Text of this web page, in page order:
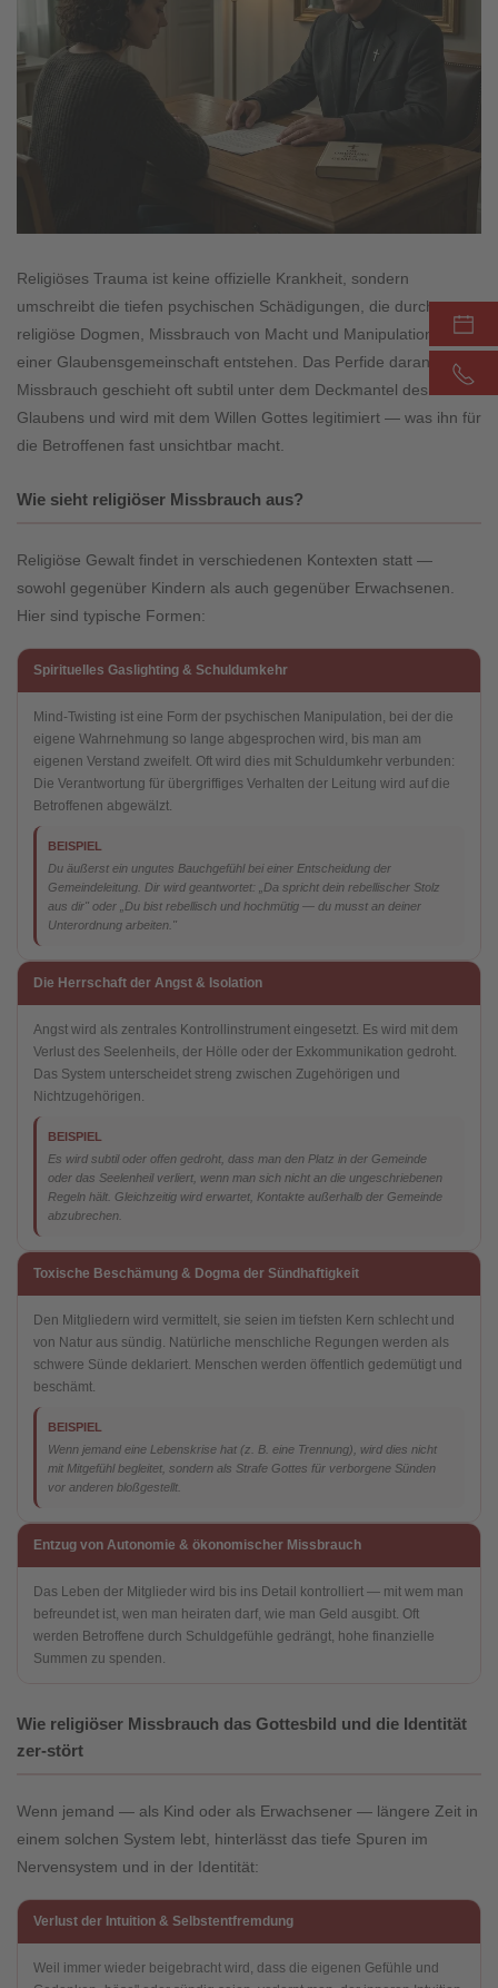
Religiöses Trauma ist keine offizielle Krankheit, sondern
umschreibt die tiefen psychischen Schädigungen, die durch
religiöse Dogmen, Missbrauch von Macht und Manipulation in
einer Glaubensgemeinschaft entstehen. Das Perfide daran: Der
Missbrauch geschieht oft subtil unter dem Deckmantel des
Glaubens und wird mit dem Willen Gottes legitimiert — was ihn für
die Betroffenen fast unsichtbar macht.
Wie sieht religiöser Missbrauch aus?
Religiöse Gewalt findet in verschiedenen Kontexten statt —
sowohl gegenüber Kindern als auch gegenüber Erwachsenen.
Hier sind typische Formen:
Spirituelles Gaslighting & Schuldumkehr
Mind-Twisting ist eine Form der psychischen Manipulation, bei der die
eigene Wahrnehmung so lange abgesprochen wird, bis man am
eigenen Verstand zweifelt. Oft wird dies mit Schuldumkehr verbunden:
Die Verantwortung für übergriffiges Verhalten der Leitung wird auf die
Betroffenen abgewälzt.
BEISPIEL
Du äußerst ein ungutes Bauchgefühl bei einer Entscheidung der
Gemeindeleitung. Dir wird geantwortet: „Da spricht dein rebellischer Stolz
aus dir" oder „Du bist rebellisch und hochmütig — du musst an deiner
Unterordnung arbeiten."
Die Herrschaft der Angst & Isolation
Angst wird als zentrales Kontrollinstrument eingesetzt. Es wird mit dem
Verlust des Seelenheils, der Hölle oder der Exkommunikation gedroht.
Das System unterscheidet streng zwischen Zugehörigen und
Nichtzugehörigen.
BEISPIEL
Es wird subtil oder offen gedroht, dass man den Platz in der Gemeinde
oder das Seelenheil verliert, wenn man sich nicht an die ungeschriebenen
Regeln hält. Gleichzeitig wird erwartet, Kontakte außerhalb der Gemeinde
abzubrechen.
Toxische Beschämung & Dogma der Sündhaftigkeit
Den Mitgliedern wird vermittelt, sie seien im tiefsten Kern schlecht und
von Natur aus sündig. Natürliche menschliche Regungen werden als
schwere Sünde deklariert. Menschen werden öffentlich gedemütigt und
beschämt.
BEISPIEL
Wenn jemand eine Lebenskrise hat (z. B. eine Trennung), wird dies nicht
mit Mitgefühl begleitet, sondern als Strafe Gottes für verborgene Sünden
vor anderen bloßgestellt.
Entzug von Autonomie & ökonomischer Missbrauch
Das Leben der Mitglieder wird bis ins Detail kontrolliert — mit wem man
befreundet ist, wen man heiraten darf, wie man Geld ausgibt. Oft
werden Betroffene durch Schuldgefühle gedrängt, hohe finanzielle
Summen zu spenden.
Wie religiöser Missbrauch das Gottesbild und die Identität
zer-stört
Wenn jemand — als Kind oder als Erwachsener — längere Zeit in
einem solchen System lebt, hinterlässt das tiefe Spuren im
Nervensystem und in der Identität:
Verlust der Intuition & Selbstentfremdung
Weil immer wieder beigebracht wird, dass die eigenen Gefühle und